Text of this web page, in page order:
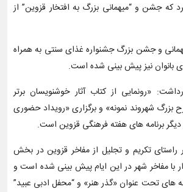
جشن و “میهمانی بزرگ به افتخار قزوین” از
و جشن بزرگ جشنواره غذای سنتی به همراه
بانوان نیز پیش بینی شده است.
«رونمایی از کتاب آثار خوشنویسان برتر
بزرگ شهروند نمونه» و برگزاری «رویداد حضوری
برنامه های هفته فرهنگی قزوین است.
راستای تکریم و تجلیل از مفاخر قزوین در بخش
با مفاخر شهر در این ایام پیش بینی شده است و
های تحت عنوان «گذر هنر» و “محفل ادبی عبید”